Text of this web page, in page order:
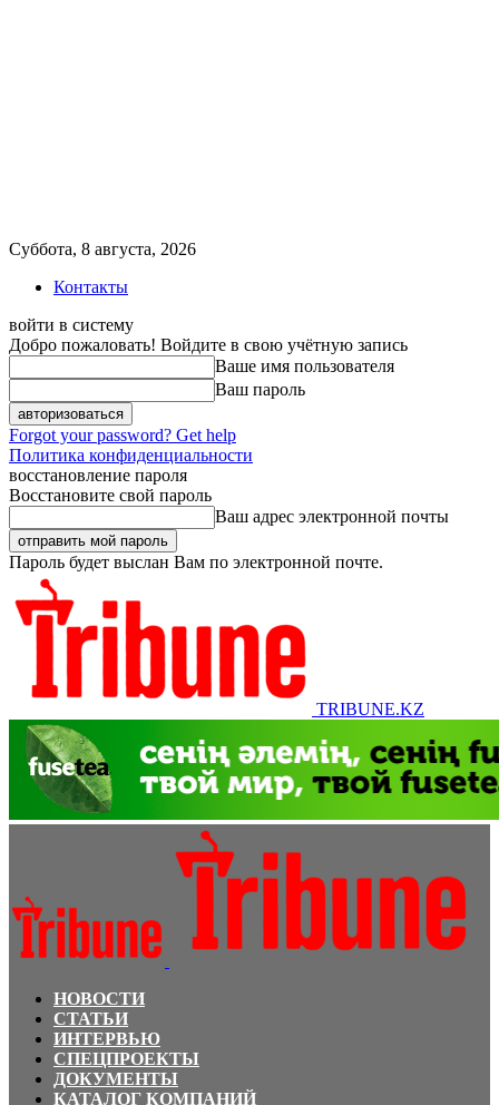
Суббота, 8 августа, 2026
Контакты
войти в систему
Добро пожаловать! Войдите в свою учётную запись
Ваше имя пользователя
Ваш пароль
Forgot your password? Get help
Политика конфиденциальности
восстановление пароля
Восстановите свой пароль
Ваш адрес электронной почты
Пароль будет выслан Вам по электронной почте.
TRIBUNE.KZ
НОВОСТИ
СТАТЬИ
ИНТЕРВЬЮ
СПЕЦПРОЕКТЫ
ДОКУМЕНТЫ
КАТАЛОГ КОМПАНИЙ